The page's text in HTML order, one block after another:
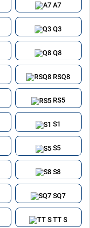
A7
Q3
Q8
RSQ8
RS5
S1
S5
S8
SQ7
TT S